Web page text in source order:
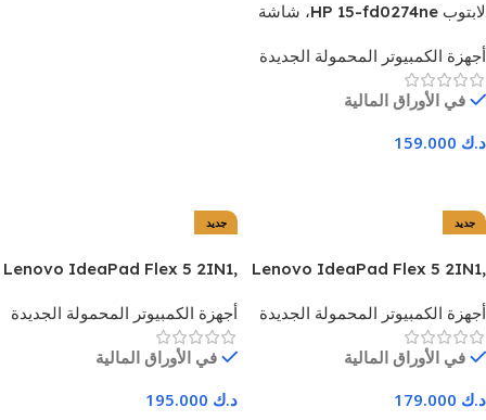
لابتوب HP 15-fd0274ne، شاشة
120u، ذاكرة وصول عشوائي 8
512 جيجابايت، نظام التشغيل
HP الأصلية وماوس، لون فضي -
أجهزة الكمبيوتر المحمولة الجديدة
في الأوراق المالية
د.ك
جديد
Lenovo IdeaPad Flex 5 2IN1,
RAM, 512 GB SSD, 2 Gb
Graphics, 14”, Windows 11 ,
Arctic Grey – 1 Year
أجهزة الكمبيوتر المحمولة الجديدة
في الأوراق المالية
د.ك
جديد
Lenovo IdeaPad Flex 5 2IN1,
RAM, 512 GB SSD, 2 Gb
Graphics, 14”, Windows 11 ,
Arctic Grey – 1 Year
أجهزة الكمبيوتر المحمولة الجديدة
في الأوراق المالية
د.ك